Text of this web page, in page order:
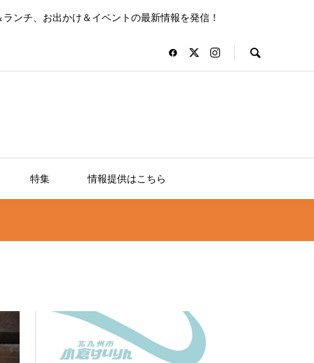
ンチ、お出かけ＆イベントの最新情報を発信！
特集 情報提供はこちら